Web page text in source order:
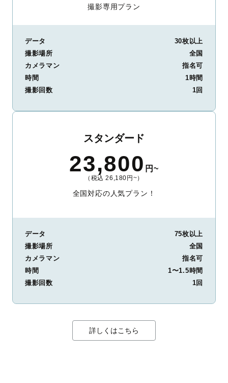
撮影専用プラン
データ
30枚以上
撮影場所
全国
カメラマン
指名可
時間
1時間
撮影回数
1回
スタンダード
23,800 円~
（税込 26,180円~）
全国対応の人気プラン！
データ
75枚以上
撮影場所
全国
カメラマン
指名可
時間
1〜1.5時間
撮影回数
1回
詳しくはこちら